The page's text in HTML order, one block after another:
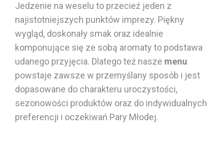
Jedzenie na weselu to przecież jeden z
najistotniejszych punktów imprezy. Piękny
wygląd, doskonały smak oraz idealnie
komponujące się ze sobą aromaty to podstawa
udanego przyjęcia. Dlatego też nasze menu
powstaje zawsze w przemyślany sposób i jest
dopasowane do charakteru uroczystości,
sezonowości produktów oraz do indywidualnych
preferencji i oczekiwań Pary Młodej.